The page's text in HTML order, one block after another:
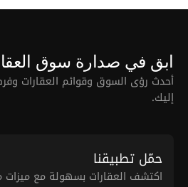
ابق في صدارة سوق
أحدث رؤى السوق وقوائم العقارات
إليك.
حمّل تطبيقنا
اكتشف العقارات بسهولة مع ميزات